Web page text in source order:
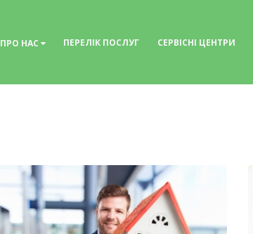
ПРО НАС ПЕРЕЛІК ПОСЛУГ СЕРВІСНІ ЦЕНТРИ